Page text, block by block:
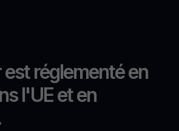
réglementé en
l'UE et en